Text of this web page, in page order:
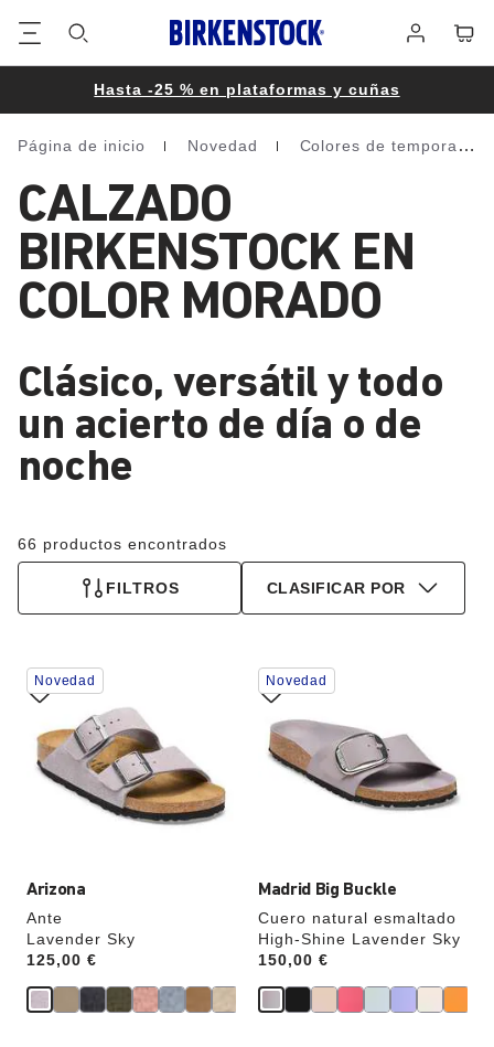
sesión
Hasta -25 % en plataformas y cuñas
Homepage
Página de inicio Novedad Colores de temporada
CALZADO
BIRKENSTOCK EN
COLOR MORADO
Clásico, versátil y todo
un acierto de día o de
noche
66 productos encontrados
FILTROS CLASIFICAR POR
Arizona
Ante
Lavender Sky
Price:
125,00 €
La
imagen
del
producto
actualizará
Novedad
Madrid Big Buckle
Cuero natural esmaltado
High-Shine Lavender Sky
Price:
150,00 €
La
imagen
del
producto
actualizará
Novedad
de
página